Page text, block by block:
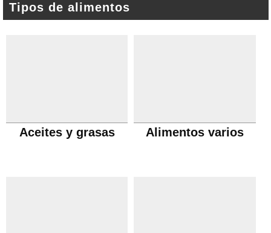
Tipos de alimentos
Aceites y grasas Alimentos varios